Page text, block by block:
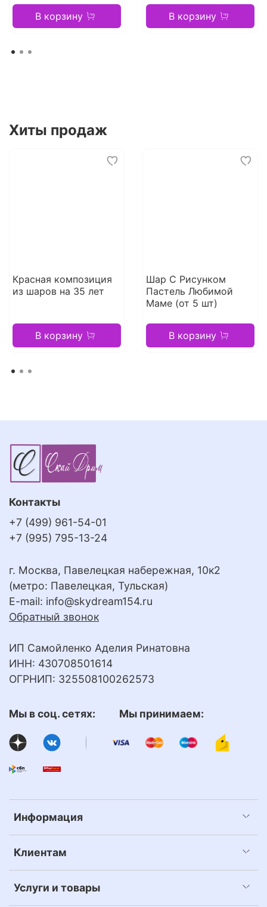
В корзину В корзину
Хиты продаж
Красная композиция
из шаров на 35 лет
В корзину
Шар С Рисунком
Пастель Любимой
Маме (от 5 шт)
В корзину
Информация
Клиентам
Услуги и товары
Контакты
+7 (499) 961-54-01
+7 (995) 795-13-24
г. Москва, Павелецкая набережная, 10к2
(метро: Павелецкая, Тульская)
E-mail: info@skydream154.ru
Обратный звонок
ИП Самойленко Аделия Ринатовна
ИНН: 430708501614
ОГРНИП: 325508100262573
Мы в соц. сетях: Мы принимаем: